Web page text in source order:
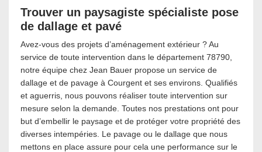
Trouver un paysagiste spécialiste pose
de dallage et pavé
Avez-vous des projets d’aménagement extérieur ? Au
service de toute intervention dans le département 78790,
notre équipe chez Jean Bauer propose un service de
dallage et de pavage à Courgent et ses environs. Qualifiés
et aguerris, nous pouvons réaliser toute intervention sur
mesure selon la demande. Toutes nos prestations ont pour
but d’embellir le paysage et de protéger votre propriété des
diverses intempéries. Le pavage ou le dallage que nous
mettons en place assure pour cela une performance sur le